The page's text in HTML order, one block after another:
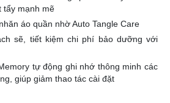
tẩy mạnh mẽ
áo quần nhờ Auto Tangle Care
sẽ, tiết kiệm chi phí bảo dưỡng với
tự động ghi nhớ thông minh các
giúp giảm thao tác cài đặt